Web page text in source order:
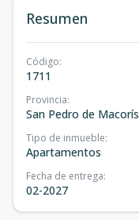
Resumen
Código:
1711
Provincia:
San Pedro de Macorís
Tipo de inmueble:
Apartamentos
Fecha de entrega:
02-2027